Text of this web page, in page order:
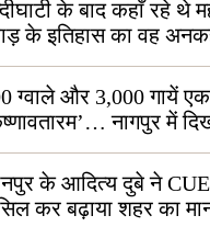
के बाद कहाँ रहे थे
के इतिहास का वह
में जीवित है
ग्वाले और 3,000 गायें
नागपुर में
बोले, “ऐसा तो सिर्फ़
के आदित्य दुबे ने
कर बढ़ाया शहर का